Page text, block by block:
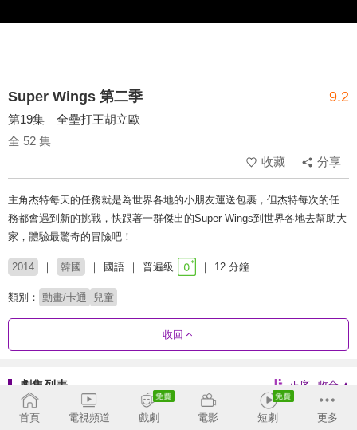
Super Wings 第二季 9.2
第19集 全壘打王胡立歐
全 52 集
收藏
分享
主角杰特每天的任務就是為世界各地的小朋友運送包裹，但杰特每次的任
務都會遇到新的挑戰，快跟著一群傑出的Super Wings到世界各地去幫助大
家，體驗最驚奇的冒險吧！
2014 韓國 國語 普遍級 12 分鐘
類別： 動畫/卡通 兒童
收回
劇集列表 正序 收合
第1季 第2季 第3季 第4季
首頁 電視頻道 戲劇 電影 短劇 更多